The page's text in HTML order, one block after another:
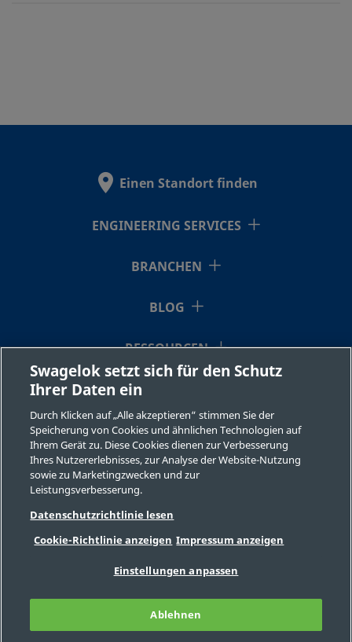
Einen Standort finden
ENGINEERING SERVICES
BRANCHEN
BLOG
RESSOURCEN
ÜBER UNS
©2026 Swagelok Company. Alle Rechte vorbehalten.
Datenschutzbestimmungen
Rechtliche Bestimmungen
FAQ
Seitenverzeichnis
Cookie-Präferenzen
Meine personenbezogenen Informationen
Swagelok setzt sich für den Schutz
Ihrer Daten ein
Durch Klicken auf „Alle akzeptieren“ stimmen Sie der
Speicherung von Cookies und ähnlichen Technologien auf
Ihrem Gerät zu. Diese Cookies dienen zur Verbesserung
Ihres Nutzererlebnisses, zur Analyse der Website-Nutzung
sowie zu Marketingzwecken und zur
Leistungsverbesserung.
Datenschutzrichtlinie lesen
Cookie-Richtlinie anzeigen Impressum anzeigen
Einstellungen anpassen
Ablehnen